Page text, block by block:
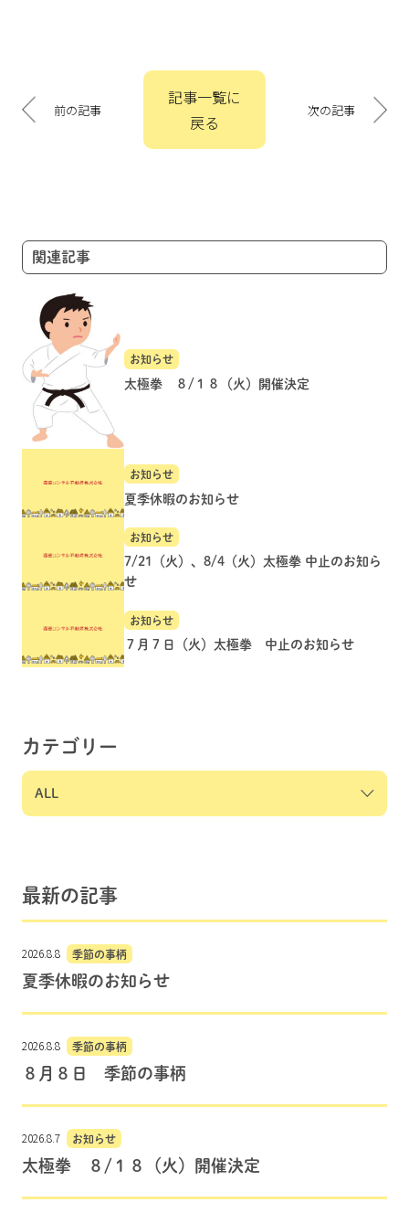
稿
ナ
ョ
ン
前の記事
記事一覧に
戻る
次の記事
関連記事
お知らせ
太極拳 ８/１８（火）開催決定
お知らせ
夏季休暇のお知らせ
お知らせ
7/21（火）、8/4（火）太極拳 中止のお知ら
せ
お知らせ
７月７日（火）太極拳 中止のお知らせ
カテゴリー
最新の記事
2026.8.8 季節の事柄
夏季休暇のお知らせ
2026.8.8 季節の事柄
８月８日 季節の事柄
2026.8.7 お知らせ
太極拳 ８/１８（火）開催決定